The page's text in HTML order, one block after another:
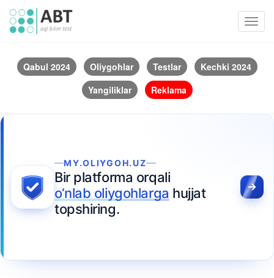
Qabul 2024 Oliygohlar Testlar
Kechki 2024
Yangiliklar
Reklama
MY.OLIYGOH.UZ
Bir platforma orqali
o‘nlab oliygohlarga hujjat
topshiring.